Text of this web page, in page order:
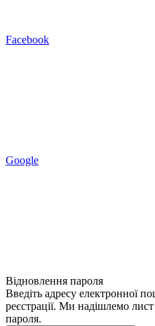
Facebook
Google
Відновлення пароля
Введіть адресу електронної
реєстрації. Ми надішлемо
пароля.